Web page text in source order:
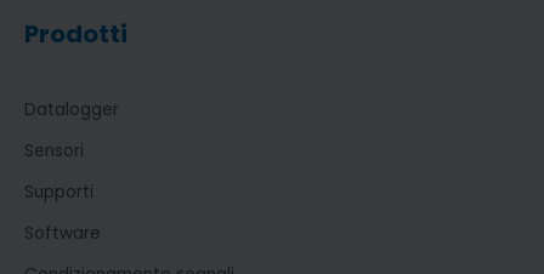
Prodotti
Datalogger
Sensori
Supporti
Software